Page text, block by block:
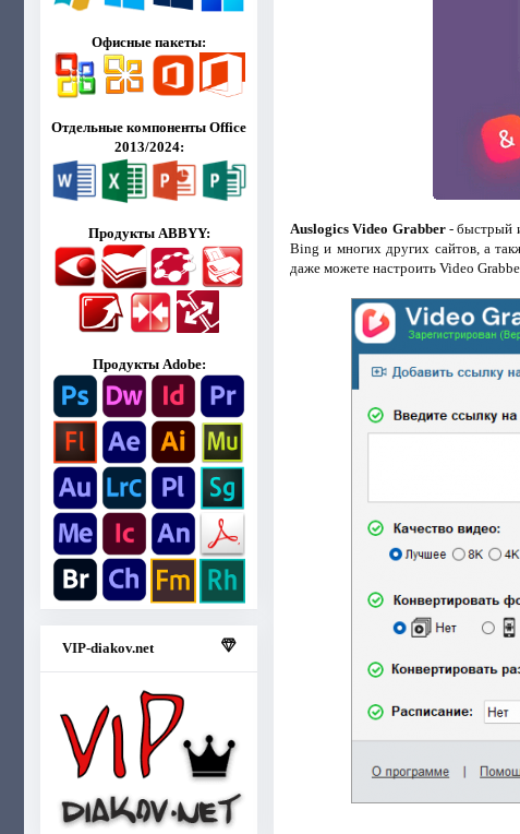
Офисные пакеты:
Отдельные компоненты Office
2013/2024:
Продукты ABBYY:
Продукты Adobe:
VIP-diakov.net
Auslogics Video Grabber- быстрый
Bing и многих других сайтов, а
даже можете настроить Video